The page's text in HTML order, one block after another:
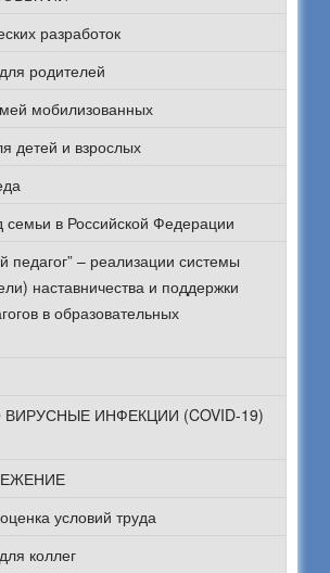
разработок
родителей
мобилизованных
детей и взрослых
семьи в Российской Федерации
педагог” – реализации системы
наставничества и поддержки
в образовательных
ИНФЕКЦИИ (COVID-19)
условий труда
коллег